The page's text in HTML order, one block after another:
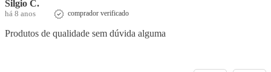
Silgio C.
há 8 anos comprador verificado
Produtos de qualidade sem dúvida alguma